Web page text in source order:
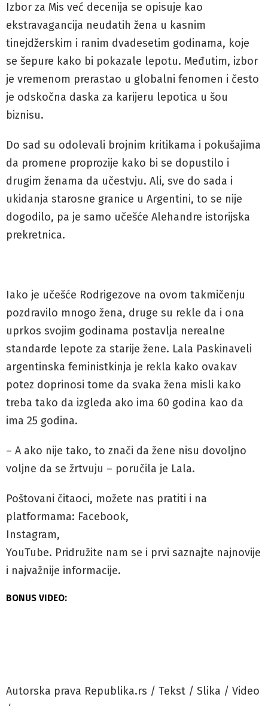
Izbor za Mis već decenija se opisuje kao
ekstravagancija neudatih žena u kasnim
tinejdžerskim i ranim dvadesetim godinama, koje
se šepure kako bi pokazale lepotu. Međutim, izbor
je vremenom prerastao u globalni fenomen i često
je odskočna daska za karijeru lepotica u šou
biznisu.
Do sad su odolevali brojnim kritikama i pokušajima
da promene proprozije kako bi se dopustilo i
drugim ženama da učestvju. Ali, sve do sada i
ukidanja starosne granice u Argentini, to se nije
dogodilo, pa je samo učešće Alehandre istorijska
prekretnica.
Iako je učešće Rodrigezove na ovom takmičenju
pozdravilo mnogo žena, druge su rekle da i ona
uprkos svojim godinama postavlja nerealne
standarde lepote za starije žene. Lala Paskinaveli
argentinska feministkinja je rekla kako ovakav
potez doprinosi tome da svaka žena misli kako
treba tako da izgleda ako ima 60 godina kao da
ima 25 godina.
– A ako nije tako, to znači da žene nisu dovoljno
voljne da se žrtvuju – poručila je Lala.
Poštovani čitaoci, možete nas pratiti i na
platformama: Facebook,
Instagram,
YouTube. Pridružite nam se i prvi saznajte najnovije
i najvažnije informacije.
BONUS VIDEO:
Autorska prava Republika.rs / Tekst / Slika / Video